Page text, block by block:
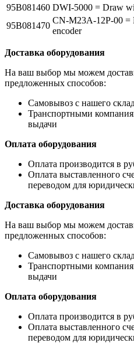
95B081460 DWI-5000 = Draw
95B081470
CN-M23A-12P-00 =
encoder
Доставка оборудования
На ваш выбор мы можем
предложенных способов:
Самовывоз с нашего
Транспортными
выдачи
Оплата оборудования
Оплата производится в
Оплата выставленного
переводом для
Доставка оборудования
На ваш выбор мы можем
предложенных способов:
Самовывоз с нашего
Транспортными
выдачи
Оплата оборудования
Оплата производится в
Оплата выставленного
переводом для